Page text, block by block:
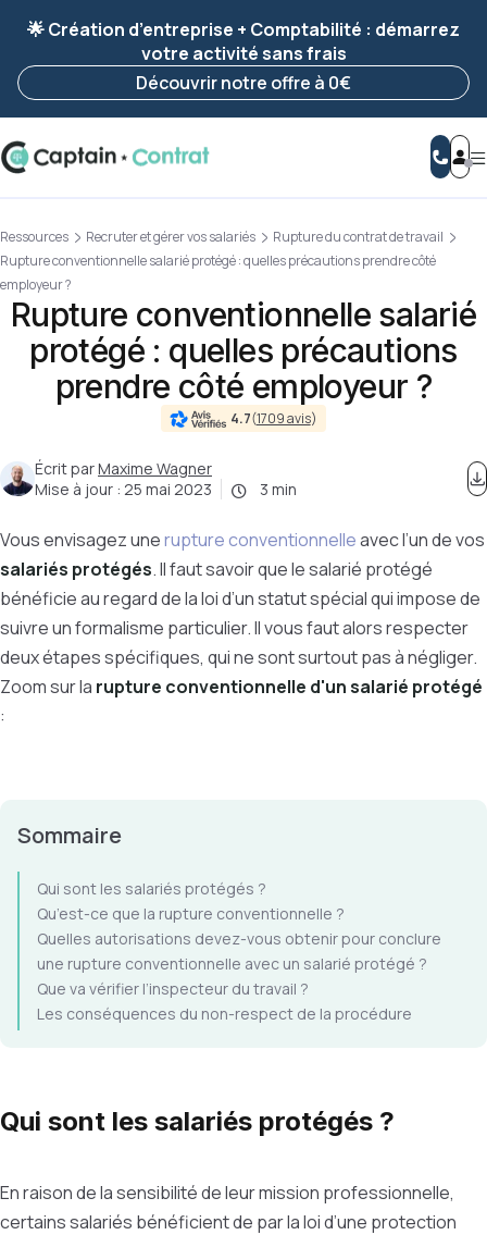
enregistrée 🚀
Reprendre ma démarche
🌟 Création d’entreprise + Comptabilité : démarrez
votre activité sans frais
Découvrir notre offre à 0€
Ressources Recruter et gérer vos salariés
Rupture du contrat de travail
Rupture conventionnelle salarié protégé : quelles précautions prendre côté
employeur ?
Rupture conventionnelle salarié
protégé : quelles précautions
prendre côté employeur ?
4.7(1709 avis)
Écrit parMaxime Wagner
Mise à jour : 25 mai 2023 3 min
Vous envisagez unerupture conventionnelleavec l’un de vos
salariés protégés. Il faut savoir que le salarié protégé
bénéficie au regard de la loi d’un statut spécial qui impose de
suivre un formalisme particulier. Il vous faut alors respecter
deux étapes spécifiques, qui ne sont surtout pas à négliger.
Zoom sur la rupture conventionnelle d'un salarié protégé
:
Sommaire
Qui sont les salariés protégés ?
Qu’est-ce que la rupture conventionnelle ?
Quelles autorisations devez-vous obtenir pour conclure
une rupture conventionnelle avec un salarié protégé ?
Que va vérifier l’inspecteur du travail ?
Les conséquences du non-respect de la procédure
Qui sont les salariés protégés ?
En raison de la sensibilité de leur mission professionnelle,
certains salariés bénéficient de par la loi d’une protection